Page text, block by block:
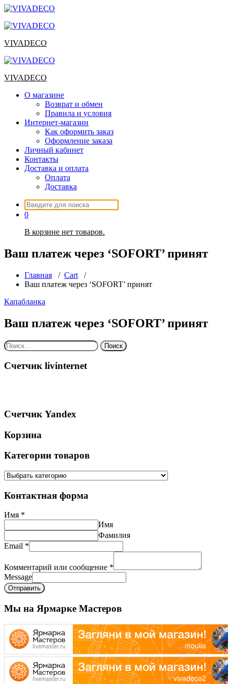
Перейти
содержимому
VIVADECO
VIVADECO
О магазине
Возврат и обмен
Правила и условия
Интернет-магазин
Как оформить заказ
Оформление заказа
Личный кабинет
Контакты
Доставка и оплата
Оплата
Доставка
Искать:
0
В корзине нет товаров.
Ваш платеж через ‘SOFORT’ принят
Главная / Cart /
Ваш платеж через ‘SOFORT’ принят
Капабланка
Ваш платеж через ‘SOFORT’ принят
Найти:
Счетчик livinternet
Счетчик Yandex
Корзина
Категории товаров
Контактная форма
Имя *
Имя
Фамилия
Email *
Комментарий или сообщение *
Message
Отправить
Мы на Ярмарке Мастеров